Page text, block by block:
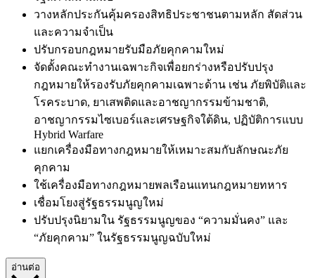
วางหลักประกันคุ้มครองสิทธิประชาชนตามหลัก สัดส่วน
และความจำเป็น
ปรับกรอบกฎหมายรับมือภัยคุกคามใหม่
จัดตั้งคณะทำงานเฉพาะกิจเพื่อยกร่างหรือปรับปรุง
กฎหมายให้รองรับภัยคุกคามเฉพาะด้าน เช่น ภัยพิบัติและ
โรคระบาด, ยาเสพติดและอาชญากรรมข้ามชาติ,
อาชญากรรมไซเบอร์และเศรษฐกิจใต้ดิน, ปฏิบัติการแบบ
Hybrid Warfare
แยกเครื่องมือทางกฎหมายให้เหมาะสมกับลักษณะภัย
คุกคาม
ใช้เครื่องมือทางกฎหมายพลเรือนแทนกฎหมายทหาร
เชื่อมโยงสู่รัฐธรรมนูญใหม่
ปรับปรุงนิยามใน รัฐธรรมนูญของ “ความมั่นคง” และ
“ภัยคุกคาม” ในรัฐธรรมนูญฉบับใหม่
อ่านต่อ